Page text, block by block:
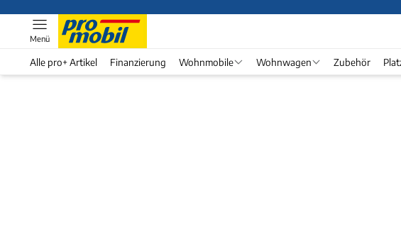
Menü
Alle pro+ Artikel Finanzierung Wohnmobile Wohnwagen Zubehör